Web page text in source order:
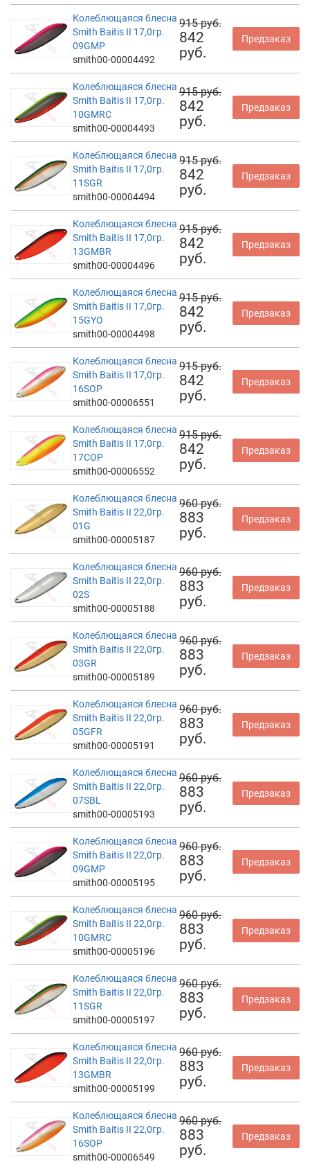
Колеблющаяся блесна
Smith Baitis II 17,0гр.
09GMP
smith00-00004492
915 руб.
842
руб.
Предзаказ
Колеблющаяся блесна
Smith Baitis II 17,0гр.
10GMRC
smith00-00004493
915 руб.
842
руб.
Предзаказ
Колеблющаяся блесна
Smith Baitis II 17,0гр.
11SGR
smith00-00004494
915 руб.
842
руб.
Предзаказ
Колеблющаяся блесна
Smith Baitis II 17,0гр.
13GMBR
smith00-00004496
915 руб.
842
руб.
Предзаказ
Колеблющаяся блесна
Smith Baitis II 17,0гр.
15GYO
smith00-00004498
915 руб.
842
руб.
Предзаказ
Колеблющаяся блесна
Smith Baitis II 17,0гр.
16SOP
smith00-00006551
915 руб.
842
руб.
Предзаказ
Колеблющаяся блесна
Smith Baitis II 17,0гр.
17COP
smith00-00006552
915 руб.
842
руб.
Предзаказ
Колеблющаяся блесна
Smith Baitis II 22,0гр.
01G
smith00-00005187
960 руб.
883
руб.
Предзаказ
Колеблющаяся блесна
Smith Baitis II 22,0гр.
02S
smith00-00005188
960 руб.
883
руб.
Предзаказ
Колеблющаяся блесна
Smith Baitis II 22,0гр.
03GR
smith00-00005189
960 руб.
883
руб.
Предзаказ
Колеблющаяся блесна
Smith Baitis II 22,0гр.
05GFR
smith00-00005191
960 руб.
883
руб.
Предзаказ
Колеблющаяся блесна
Smith Baitis II 22,0гр.
07SBL
smith00-00005193
960 руб.
883
руб.
Предзаказ
Колеблющаяся блесна
Smith Baitis II 22,0гр.
09GMP
smith00-00005195
960 руб.
883
руб.
Предзаказ
Колеблющаяся блесна
Smith Baitis II 22,0гр.
10GMRC
smith00-00005196
960 руб.
883
руб.
Предзаказ
Колеблющаяся блесна
Smith Baitis II 22,0гр.
11SGR
smith00-00005197
960 руб.
883
руб.
Предзаказ
Колеблющаяся блесна
Smith Baitis II 22,0гр.
13GMBR
smith00-00005199
960 руб.
883
руб.
Предзаказ
Колеблющаяся блесна
Smith Baitis II 22,0гр.
16SOP
smith00-00006549
960 руб.
883
руб.
Предзаказ